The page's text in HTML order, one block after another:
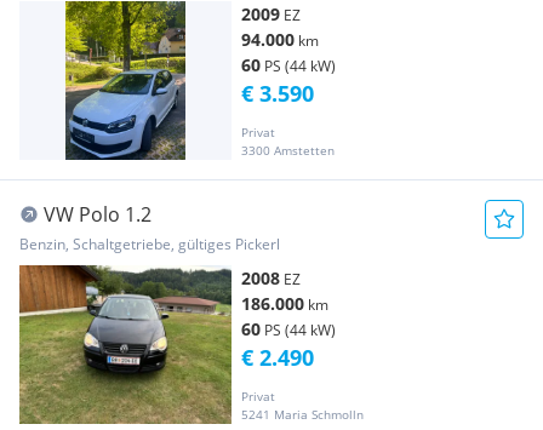
2009 EZ
94.000 km
60 PS (44 kW)
Privat
3300 Amstetten
€ 3.590
VW Polo 1.2
Benzin, Schaltgetriebe, gültiges Pickerl
2008 EZ
186.000 km
60 PS (44 kW)
Privat
5241 Maria Schmolln
€ 2.490